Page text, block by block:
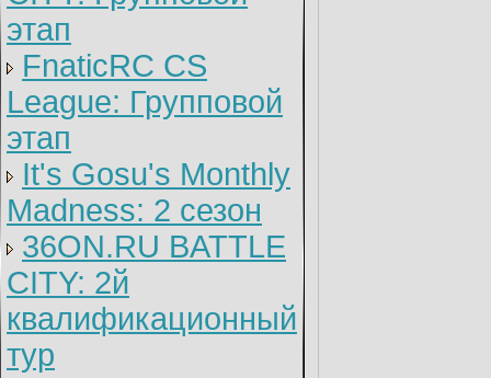
этап
FnaticRC CS
League: Групповой
этап
It's Gosu's Monthly
Madness: 2 сезон
36ON.RU BATTLE
CITY: 2й
квалификационный
тур